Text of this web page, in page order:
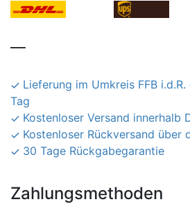
Lieferung im Umkreis FFB
Tag
Kostenloser Versand innerhalb
Kostenloser Rückversand über
30 Tage Rückgabegarantie
Zahlungsmethoden